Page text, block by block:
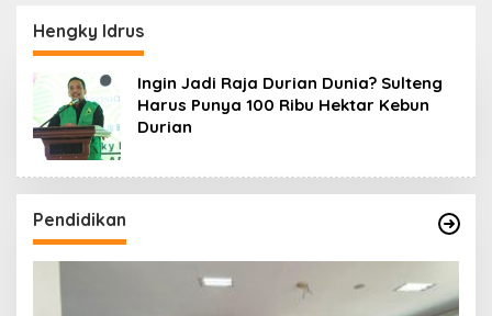
Hengky Idrus
Ingin Jadi Raja Durian Dunia? Sulteng
Harus Punya 100 Ribu Hektar Kebun
Durian
Pendidikan